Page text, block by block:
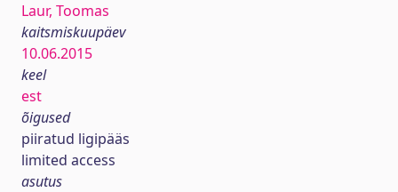
Laur, Toomas
kaitsmiskuupäev
10.06.2015
keel
est
õigused
piiratud ligipääs
limited access
asutus